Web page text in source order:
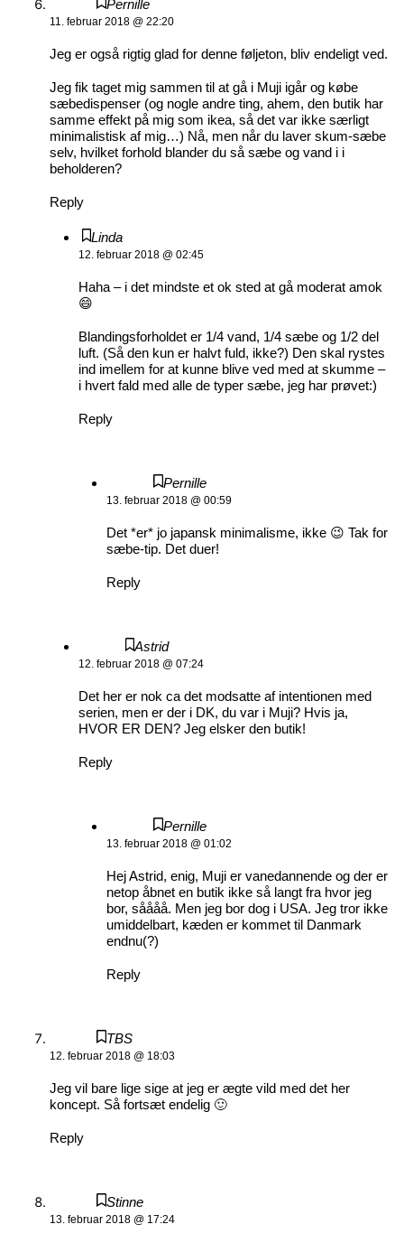
Pernille
11. februar 2018 @ 22:20
Jeg er også rigtig glad for denne føljeton, bliv endeligt ved.
Jeg fik taget mig sammen til at gå i Muji igår og købe
sæbedispenser (og nogle andre ting, ahem, den butik har
samme effekt på mig som ikea, så det var ikke særligt
minimalistisk af mig…) Nå, men når du laver skum-sæbe
selv, hvilket forhold blander du så sæbe og vand i i
beholderen?
Reply
Linda
12. februar 2018 @ 02:45
Haha – i det mindste et ok sted at gå moderat amok
😄
Blandingsforholdet er 1/4 vand, 1/4 sæbe og 1/2 del
luft. (Så den kun er halvt fuld, ikke?) Den skal rystes
ind imellem for at kunne blive ved med at skumme –
i hvert fald med alle de typer sæbe, jeg har prøvet:)
Reply
Pernille
13. februar 2018 @ 00:59
Det *er* jo japansk minimalisme, ikke 😉 Tak for
sæbe-tip. Det duer!
Reply
Astrid
12. februar 2018 @ 07:24
Det her er nok ca det modsatte af intentionen med
serien, men er der i DK, du var i Muji? Hvis ja,
HVOR ER DEN? Jeg elsker den butik!
Reply
Pernille
13. februar 2018 @ 01:02
Hej Astrid, enig, Muji er vanedannende og der er
netop åbnet en butik ikke så langt fra hvor jeg
bor, såååå. Men jeg bor dog i USA. Jeg tror ikke
umiddelbart, kæden er kommet til Danmark
endnu(?)
Reply
TBS
12. februar 2018 @ 18:03
Jeg vil bare lige sige at jeg er ægte vild med det her
koncept. Så fortsæt endelig 🙂
Reply
Stinne
13. februar 2018 @ 17:24